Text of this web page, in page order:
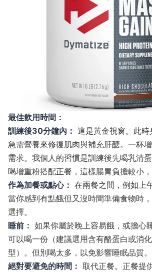
最佳飲用時間：
訓練後30分鐘內： 這是黃金視窗。此時
急需營養來修復肌肉與補充肝醣。一杯
需求。我個人的習慣是訓練後先喝乳清
喝增重粉搭配正餐，這樣腸胃負擔較小，
作為加餐或點心： 在兩餐之間，例如上
當你感到有點餓但又沒時間準備食物時
選擇。
睡前： 如果你屬於晚上容易餓，或擔心
可以喝一份（建議選用含有酪蛋白或消
型）。但別喝太多，以免影響睡眠品質。
絕對要避免的時間： 取代正餐。正餐提